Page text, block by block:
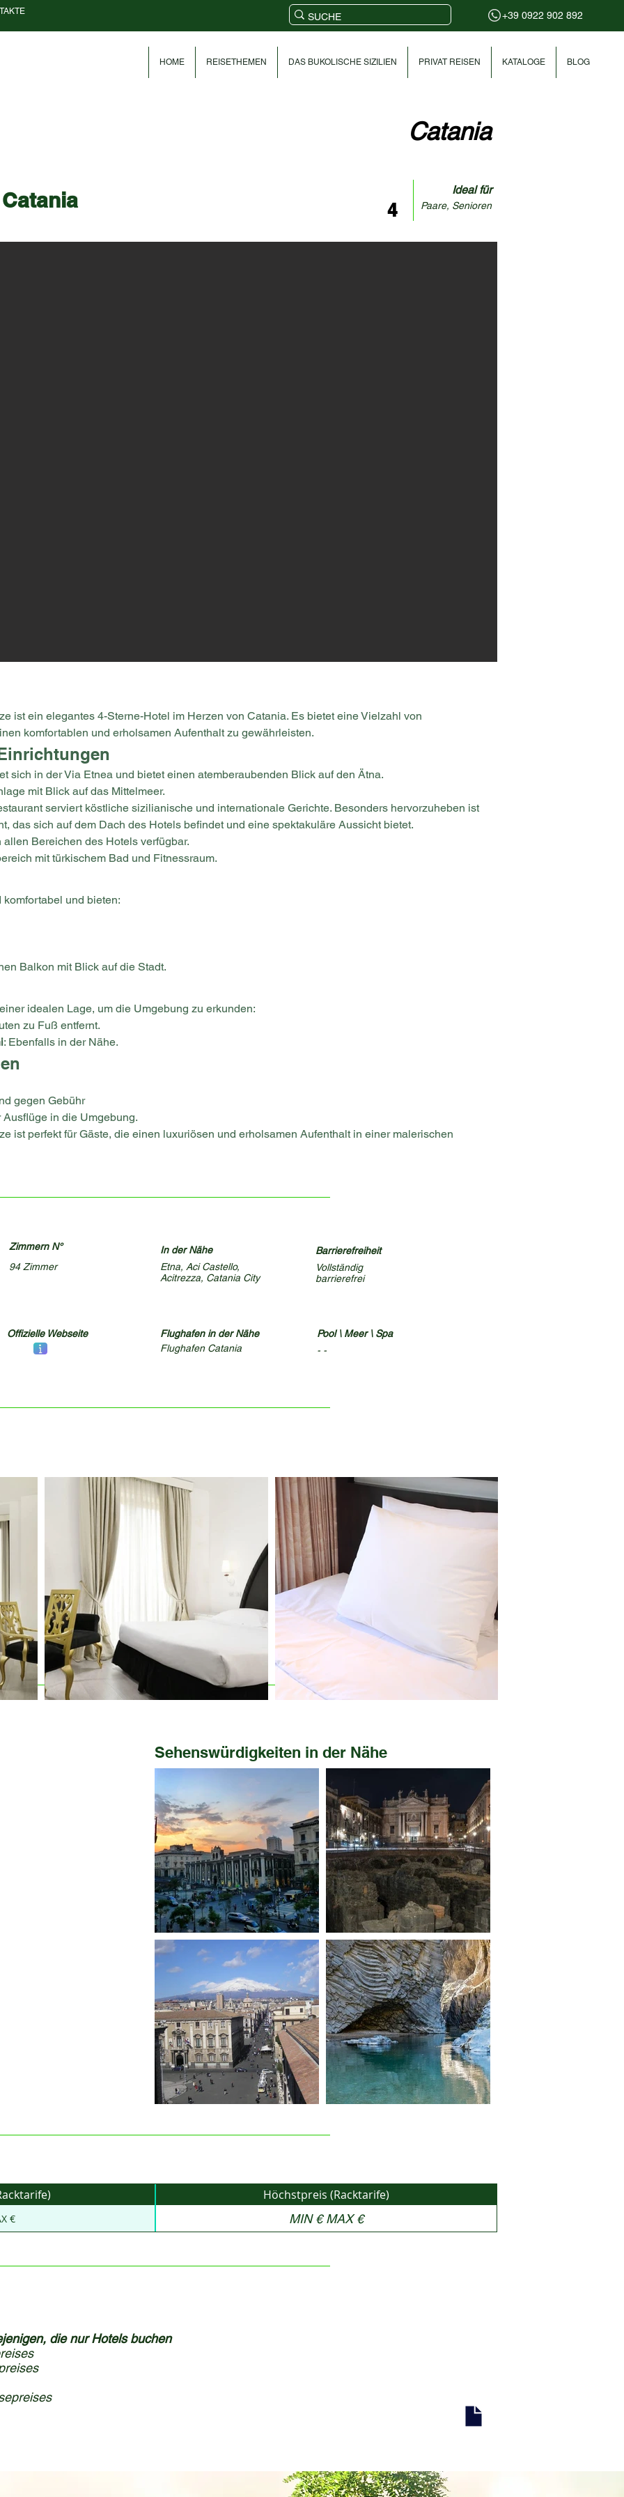
+39 0922 902 892
HOME REISETHEMEN DAS BUKOLISCHE SIZILIEN PRIVAT REISEN KATALOGE BLOG
Catania
4
Ideal für
Paare, Senioren
ist ein elegantes 4-Sterne-Hotel im Herzen von Catania. Es bietet eine Vielzahl von
komfortablen und erholsamen Aufenthalt zu gewährleisten.
sich in der Via Etnea und bietet einen atemberaubenden Blick auf den Ätna.
mit Blick auf das Mittelmeer.
serviert köstliche sizilianische und internationale Gerichte. Besonders hervorzuheben ist
das sich auf dem Dach des Hotels befindet und eine spektakuläre Aussicht bietet.
Bereichen des Hotels verfügbar.
mit türkischem Bad und Fitnessraum.
und bieten:
Balkon mit Blick auf die Stadt.
idealen Lage, um die Umgebung zu erkunden:
zu Fuß entfernt.
: Ebenfalls in der Nähe.
gegen Gebühr
in die Umgebung.
ist perfekt für Gäste, die einen luxuriösen und erholsamen Aufenthalt in einer malerischen
Zimmern N°
94 Zimmer
In der Nähe
Etna, Aci Castello,
Acitrezza, Catania City
Barrierefreiheit
Vollständig
barrierefrei
Offizielle Webseite
Flughafen in der Nähe
Flughafen Catania
Pool \ Meer \ Spa
- -
Sehenswürdigkeiten in der Nähe
Höchstpreis (Racktarife)
€ MIN € MAX €
die nur Hotels buchen